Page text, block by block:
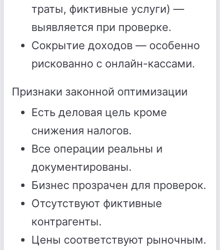
траты, фиктивные услуги) —
выявляется при проверке.
Сокрытие доходов — особенно
рискованно с онлайн-кассами.
Признаки законной оптимизации
Есть деловая цель кроме
снижения налогов.
Все операции реальны и
документированы.
Бизнес прозрачен для проверок.
Отсутствуют фиктивные
контрагенты.
Цены соответствуют рыночным.